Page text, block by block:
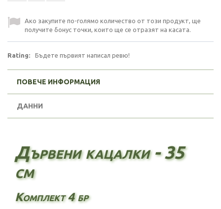
Ако закупите по-голямо количество от този продукт, ще
получите бонус точки, които ще се отразят на касата.
Rating: Бъдете първият написал ревю!
ПОВЕЧЕ ИНФОРМАЦИЯ
ДАННИ
Дървени кацалки - 35
см
Комплект 4 бр